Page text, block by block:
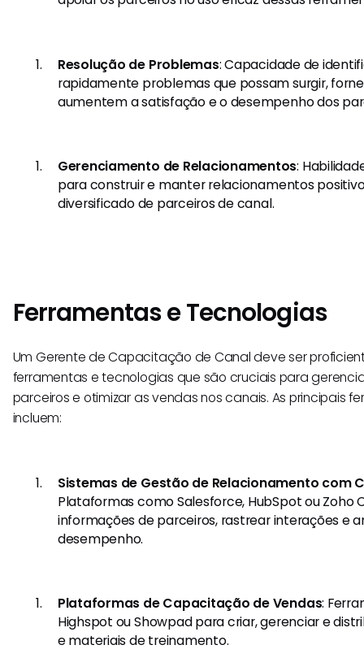
Resolução de Problemas: Capacidade de
rapidamente problemas que possam surgir,
aumentem a satisfação e o desempenho dos
Gerenciamento de Relacionamentos:
para construir e manter relacionamentos
diversificado de parceiros de canal.
Ferramentas e Tecnologias
Um Gerente de Capacitação de Canal deve ser
ferramentas e tecnologias que são cruciais para
parceiros e otimizar as vendas nos canais. As principais
incluem:
Sistemas de Gestão de Relacionamento com
Plataformas como Salesforce, HubSpot ou Zoho
informações de parceiros, rastrear interações e
desempenho.
Plataformas de Capacitação de Vendas:
Highspot ou Showpad para criar, gerenciar e
e materiais de treinamento.